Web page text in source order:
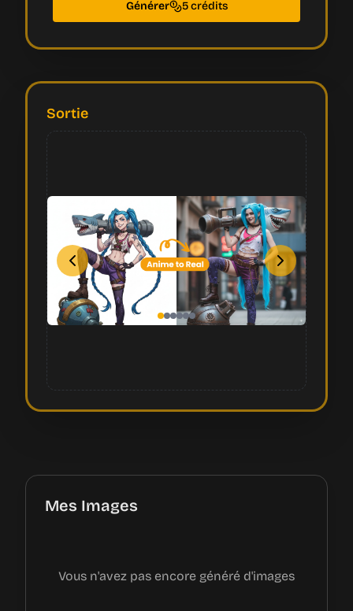
Générer 5 crédits
Sortie
Mes Images
Vous n'avez pas encore généré d'images